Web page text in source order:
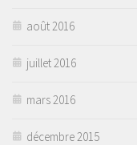
août 2016
juillet 2016
mars 2016
décembre 2015